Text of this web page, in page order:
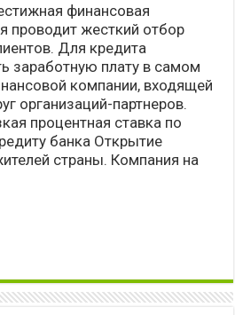
финансовая
проводит жесткий отбор
Для кредита
заработную плату в самом
компании, входящей
организаций-партнеров.
процентная ставка по
банка Открытие
страны. Компания на